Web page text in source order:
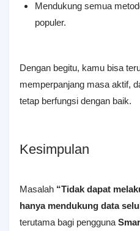
Mendukung semua
populer.
Dengan begitu, kamu bisa
memperpanjang masa aktif,
tetap berfungsi dengan baik.
Kesimpulan
Masalah “Tidak dapat
hanya mendukung data
terutama bagi pengguna